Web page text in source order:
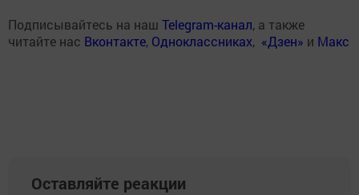
Подписывайтесь на наш Telegram-канал, а также
читайте нас Вконтакте, Одноклассниках, «Дзен» и Макс
Оставляйте реакции